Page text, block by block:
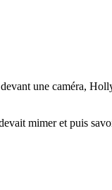
une caméra,
mimer et puis